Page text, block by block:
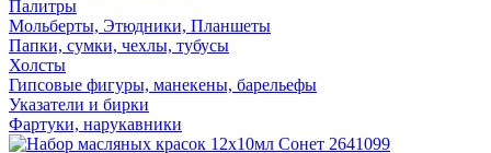
Палитры
Мольберты, Этюдники, Планшеты
Папки, сумки, чехлы, тубусы
Холсты
Гипсовые фигуры, манекены, барельефы
Указатели и бирки
Фартуки, нарукавники